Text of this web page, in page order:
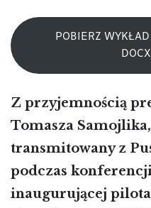
POBIERZ
Z przyjemnością
Tomasza
transmitowany z
podczas
inaugurującej